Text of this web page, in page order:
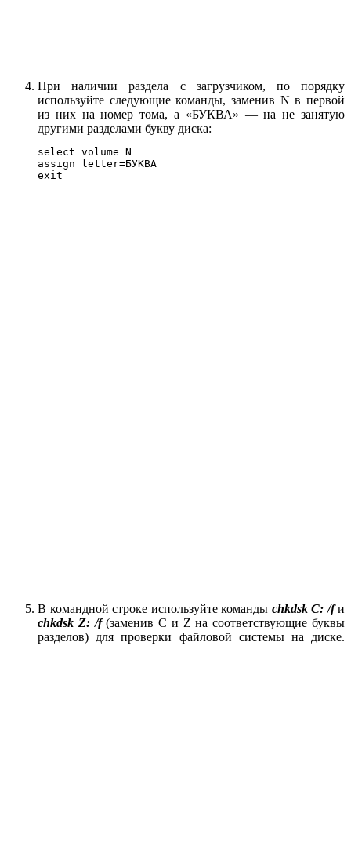
При наличии раздела с загрузчиком, по порядку
используйте следующие команды, заменив N в первой
из них на номер тома, а «БУКВА» — на не занятую
другими разделами букву диска:
select volume N
assign letter=БУКВА
exit
В командной строке используйте команды chkdsk C: /f и
chkdsk Z: /f(заменив C и Z на соответствующие буквы
разделов) для проверки файловой системы на диске.